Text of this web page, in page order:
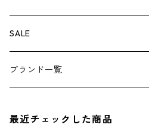
その他
その他
ナイフ
芳香剤
ボトムス
アンダーウェア
ウォレット
エアーフレッシュナー
SALE
ブランド一覧
最近チェックした商品